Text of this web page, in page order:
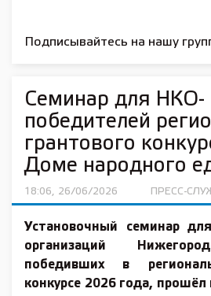
Подписывайтесь на нашу
Семинар для НКО-
победителей
грантового
Доме народного
18:06, 26/06/2026 ПРЕСС-
Установочный семинар
организаций
победивших в
конкурсе 2026 года,